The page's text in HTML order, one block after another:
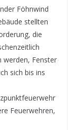
Föhnwind
stellten
die
werden, Fenster
sich bis ins
Feuerwehren,